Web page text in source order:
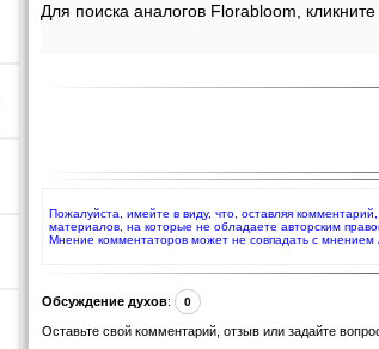
Для поиска аналогов Florabloom, кликните
Пожалуйста, имейте в виду, что, оставляя
материалов, на которые не обладаете авторским
Мнение комментаторов может не совпадать с мнением
Обсуждение духов: 0
Оставьте свой комментарий, отзыв или задайте